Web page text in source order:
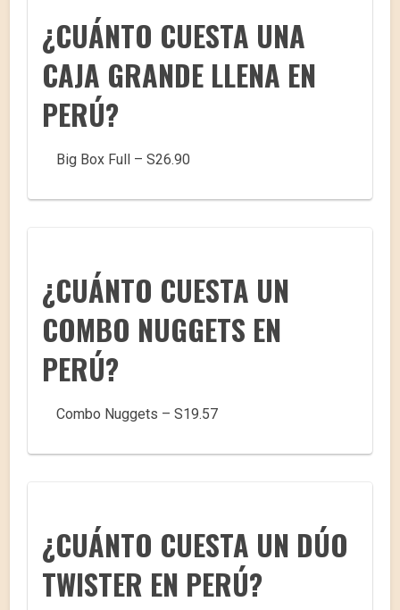
¿CUÁNTO CUESTA UNA
CAJA GRANDE LLENA EN
PERÚ?
Big Box Full – S26.90
¿CUÁNTO CUESTA UN
COMBO NUGGETS EN
PERÚ?
Combo Nuggets – S19.57
¿CUÁNTO CUESTA UN DÚO
TWISTER EN PERÚ?